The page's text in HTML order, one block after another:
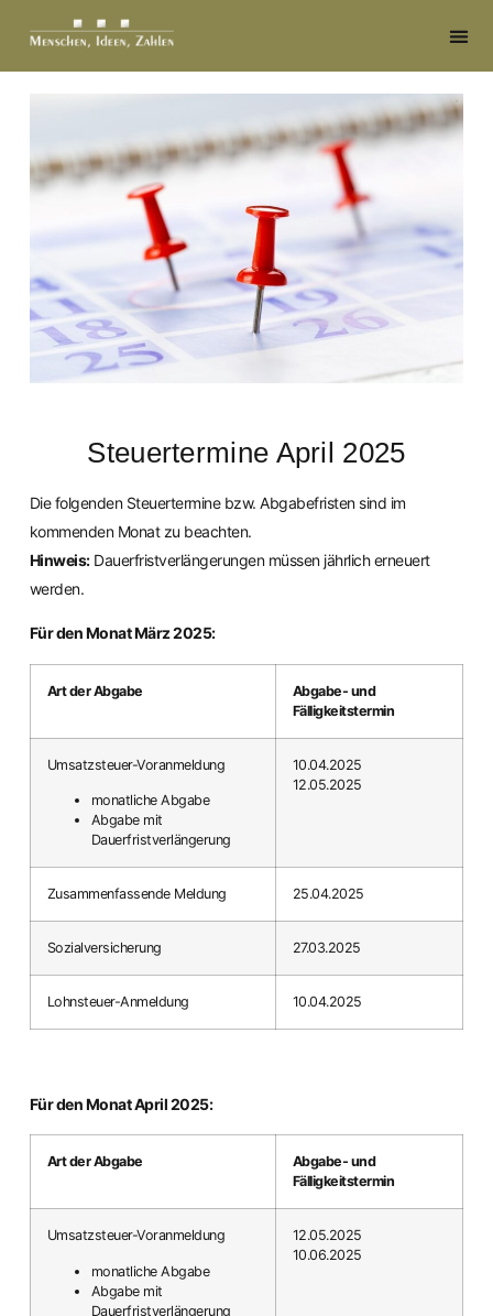
Steuertermine April 2025
Die folgenden Steuertermine bzw. Abgabefristen sind im
kommenden Monat zu beachten.
Hinweis:Dauerfristverlängerungen müssen jährlich erneuert
werden.
Für den Monat März 2025:
Art der Abgabe
Abgabe- und
Fälligkeitstermin
Umsatzsteuer-Voranmeldung
monatliche Abgabe
Abgabe mit
Dauerfristverlängerung
10.04.2025
12.05.2025
Zusammenfassende Meldung 25.04.2025
Sozialversicherung 27.03.2025
Lohnsteuer-Anmeldung 10.04.2025
Für den Monat April 2025:
Art der Abgabe
Abgabe- und
Fälligkeitstermin
Umsatzsteuer-Voranmeldung
monatliche Abgabe
Abgabe mit
Dauerfristverlängerung
12.05.2025
10.06.2025